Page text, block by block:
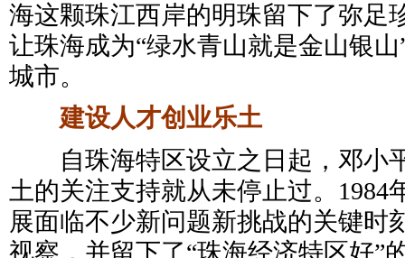
海这颗珠江西岸的明珠留下了弥足
让珠海成为“绿水青山就是金山银
城市。
建设人才创业乐土
自珠海特区设立之日起，邓小
土的关注支持就从未停止过。1984
展面临不少新问题新挑战的关键时
视察，并留下了“珠海经济特区好”